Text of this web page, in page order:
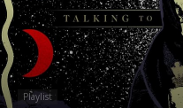
Playlist